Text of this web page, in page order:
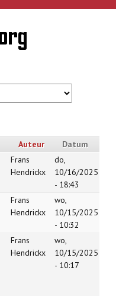
Auteur
Datum
Frans
Hendrickx
do,
10/16/2025
- 18:43
Frans
Hendrickx
wo,
10/15/2025
- 10:32
Frans
Hendrickx
wo,
10/15/2025
- 10:17